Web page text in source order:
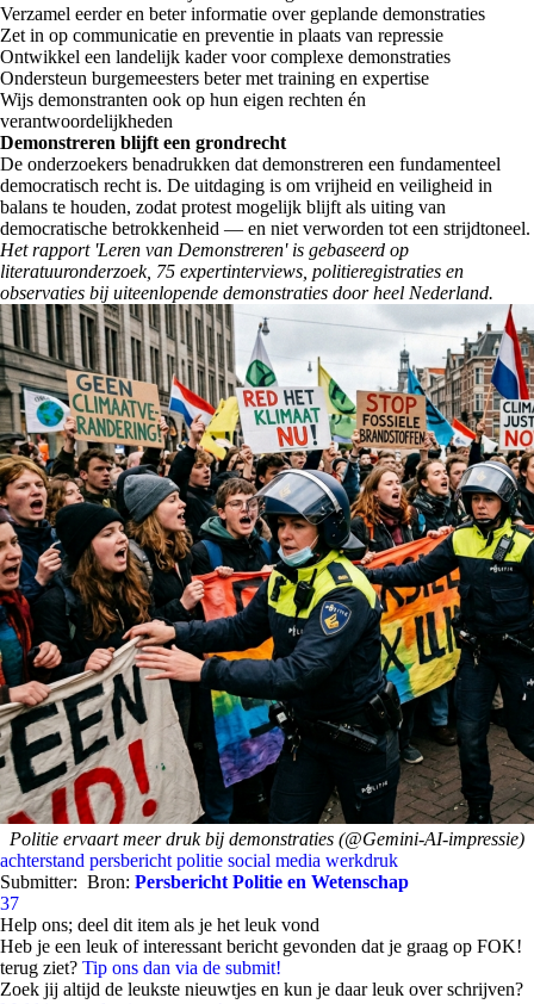
Verzamel eerder en beter informatie over geplande demonstraties
Zet in op communicatie en preventie in plaats van repressie
Ontwikkel een landelijk kader voor complexe demonstraties
Ondersteun burgemeesters beter met training en expertise
Wijs demonstranten ook op hun eigen rechten én
verantwoordelijkheden
Demonstreren blijft een grondrecht
De onderzoekers benadrukken dat demonstreren een fundamenteel
democratisch recht is. De uitdaging is om vrijheid en veiligheid in
balans te houden, zodat protest mogelijk blijft als uiting van
democratische betrokkenheid — en niet verworden tot een strijdtoneel.
Het rapport 'Leren van Demonstreren' is gebaseerd op
literatuuronderzoek, 75 expertinterviews, politieregistraties en
observaties bij uiteenlopende demonstraties door heel Nederland.
Politie ervaart meer druk bij demonstraties (@Gemini-AI-impressie)
achterstand persbericht politie social media werkdruk
Submitter: Bron: Persbericht Politie en Wetenschap
37
Help ons; deel dit item als je het leuk vond
Heb je een leuk of interessant bericht gevonden dat je graag op FOK!
terug ziet? Tip ons dan via de submit!
Zoek jij altijd de leukste nieuwtjes en kun je daar leuk over schrijven?